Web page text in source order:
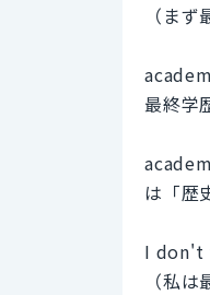
（ま
最終学
は「歴
I don't
（私